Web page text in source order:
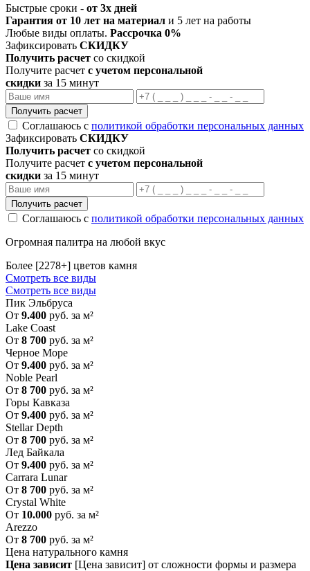
Быстрые сроки - от 3х дней
Гарантия от 10 лет на материал и 5 лет на работы
Любые виды оплаты. Рассрочка 0%
Зафиксировать СКИДКУ
Получить расчет со скидкой
Получите расчет с учетом персональной
скидки за 15 минут
Получить расчет
Соглашаюсь с политикой обработки персональных данных
Зафиксировать СКИДКУ
Получить расчет со скидкой
Получите расчет с учетом персональной
скидки за 15 минут
Получить расчет
Соглашаюсь с политикой обработки персональных данных
Огромная палитра на любой вкус
Более [2278+] цветов камня
Смотреть все виды
Смотреть все виды
Пик Эльбруса
От 9.400 руб. за м²
Lake Coast
От 8 700 руб. за м²
Черное Море
От 9.400 руб. за м²
Noble Pearl
От 8 700 руб. за м²
Горы Кавказа
От 9.400 руб. за м²
Stellar Depth
От 8 700 руб. за м²
Лед Байкала
От 9.400 руб. за м²
Carrara Lunar
От 8 700 руб. за м²
Crystal White
От 10.000 руб. за м²
Arezzo
От 8 700 руб. за м²
Цена натурального камня
Цена зависит [Цена зависит] от сложности формы и размера